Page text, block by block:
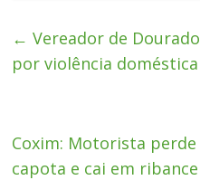
← Vereador de
por violência
Coxim: Motorista
capota e cai em